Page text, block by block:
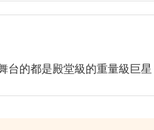
的都是殿堂級的重量級巨星